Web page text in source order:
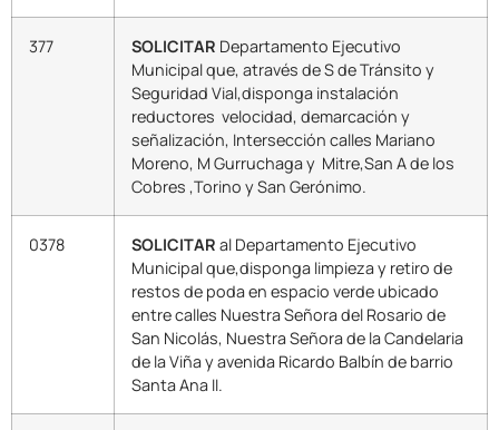
377 SOLICITAR Departamento Ejecutivo
Municipal que, através de S de Tránsito y
Seguridad Vial,disponga instalación
reductores velocidad, demarcación y
señalización, Intersección calles Mariano
Moreno, M Gurruchaga y Mitre,San A de los
Cobres ,Torino y San Gerónimo.
0378 SOLICITAR al Departamento Ejecutivo
Municipal que,disponga limpieza y retiro de
restos de poda en espacio verde ubicado
entre calles Nuestra Señora del Rosario de
San Nicolás, Nuestra Señora de la Candelaria
de la Viña y avenida Ricardo Balbín de barrio
Santa Ana II.